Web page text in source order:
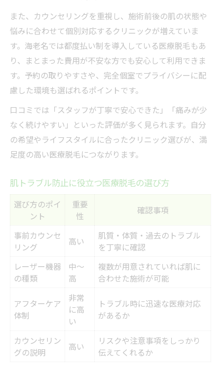
また、カウンセリングを重視し、施術前後の肌の状態や
悩みに合わせて個別対応するクリニックが増えていま
す。海老名では都度払い制を導入している医療脱毛もあ
り、まとまった費用が不安な方でも安心して利用できま
す。予約の取りやすさや、完全個室でプライバシーに配
慮した環境も選ばれるポイントです。
口コミでは「スタッフが丁寧で安心できた」「痛みが少
なく続けやすい」といった評価が多く見られます。自分
の希望やライフスタイルに合ったクリニック選びが、満
足度の高い医療脱毛につながります。
肌トラブル防止に役立つ医療脱毛の選び方
選び方のポイ
ント
重要
性
確認事項
事前カウンセ
リング
高い
肌質・体質・過去のトラブル
を丁寧に確認
レーザー機器
の種類
中～
高
複数が用意されていれば肌に
合わせた施術が可能
アフターケア
体制
非常
に高
い
トラブル時に迅速な医療対応
があるか
カウンセリン
グの説明
高い
リスクや注意事項をしっかり
伝えてくれるか